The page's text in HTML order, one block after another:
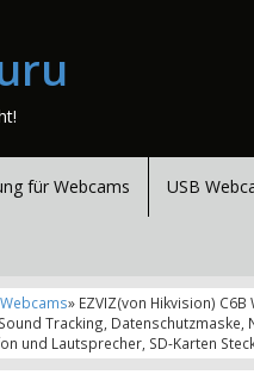
für Webcams USB
» EZVIZ(von Hikvision)
Tracking, Datenschutzmaske,
und Lautsprecher, SD-Karten